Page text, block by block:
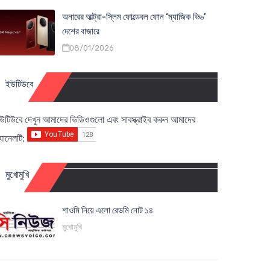
অনারের আল্ট্রা-স্লিম ফোল্ডেবল ফোন ‘ম্যাজিক ভি৬’
দেশের বাজারে
08/01/2026
ইউটিউবে
দেখুন আমাদের ভিডিওগুলো এবং সাবস্ক্রাইব করুন আমাদের
মুখোমুখি
শাওমি নিয়ে এলো রেডমি নোট ১৪
মুখোমুখি